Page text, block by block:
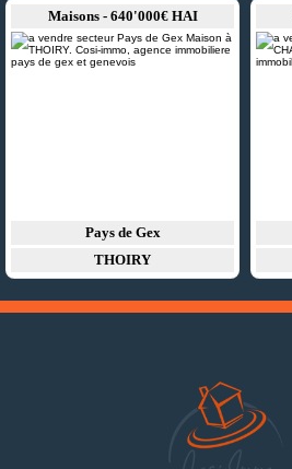
Maisons - 640'000€ HAI
Pays de Gex
THOIRY